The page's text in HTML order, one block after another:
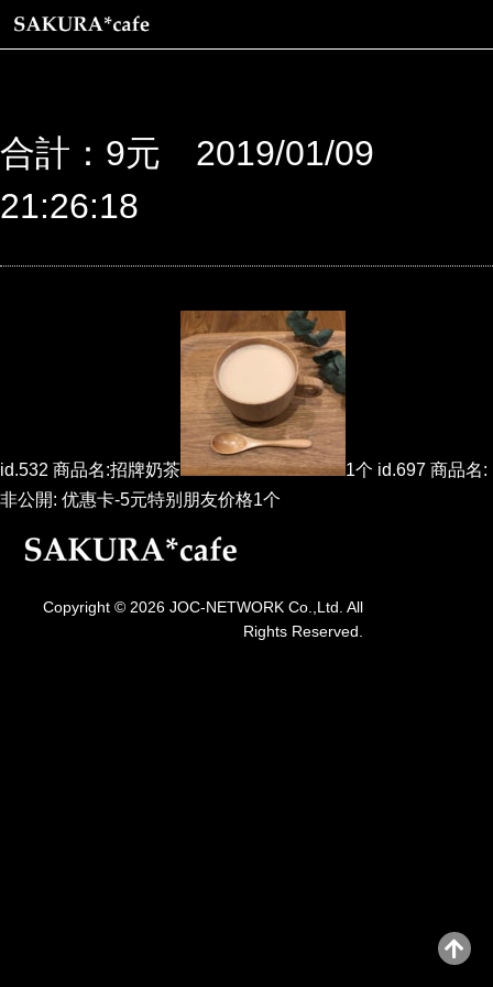
合計：9元 2019/01/09
21:26:18
id.532 商品名:招牌奶茶
1个 id.697 商品名:
非公開: 优惠卡-5元特别朋友价格1个
Copyright © 2026 JOC-NETWORK Co.,Ltd. All
Rights Reserved.